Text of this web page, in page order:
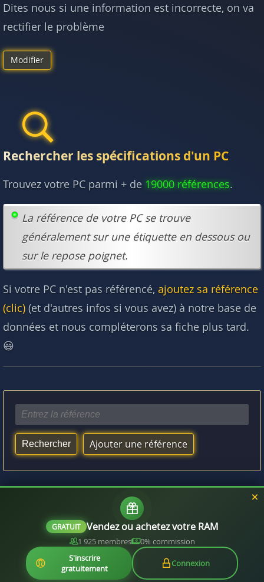
Dites nous si une information est incorrecte, on va
rectifier le problème
Modifier
Rechercher les spécifications d'un PC
Trouvez votre PC parmi + de 19000 références.
La référence de votre PC se trouve
généralement sur une étiquette en dessous ou
sur le repose poignet.
Si votre PC n'est pas référencé, ajoutez sa référence
(clic) (et d'autres infos si vous avez) à notre base de
données et nous compléterons sa fiche plus tard.
😃
Ajouter une référence
Vous aimerez aussi :
Quelle RAM est compatible avec mon processeur ?
GRATUIT Vendez ou achetez votre RAM
1 925 membres
0% commission
S'inscrire
gratuitement
Connexion